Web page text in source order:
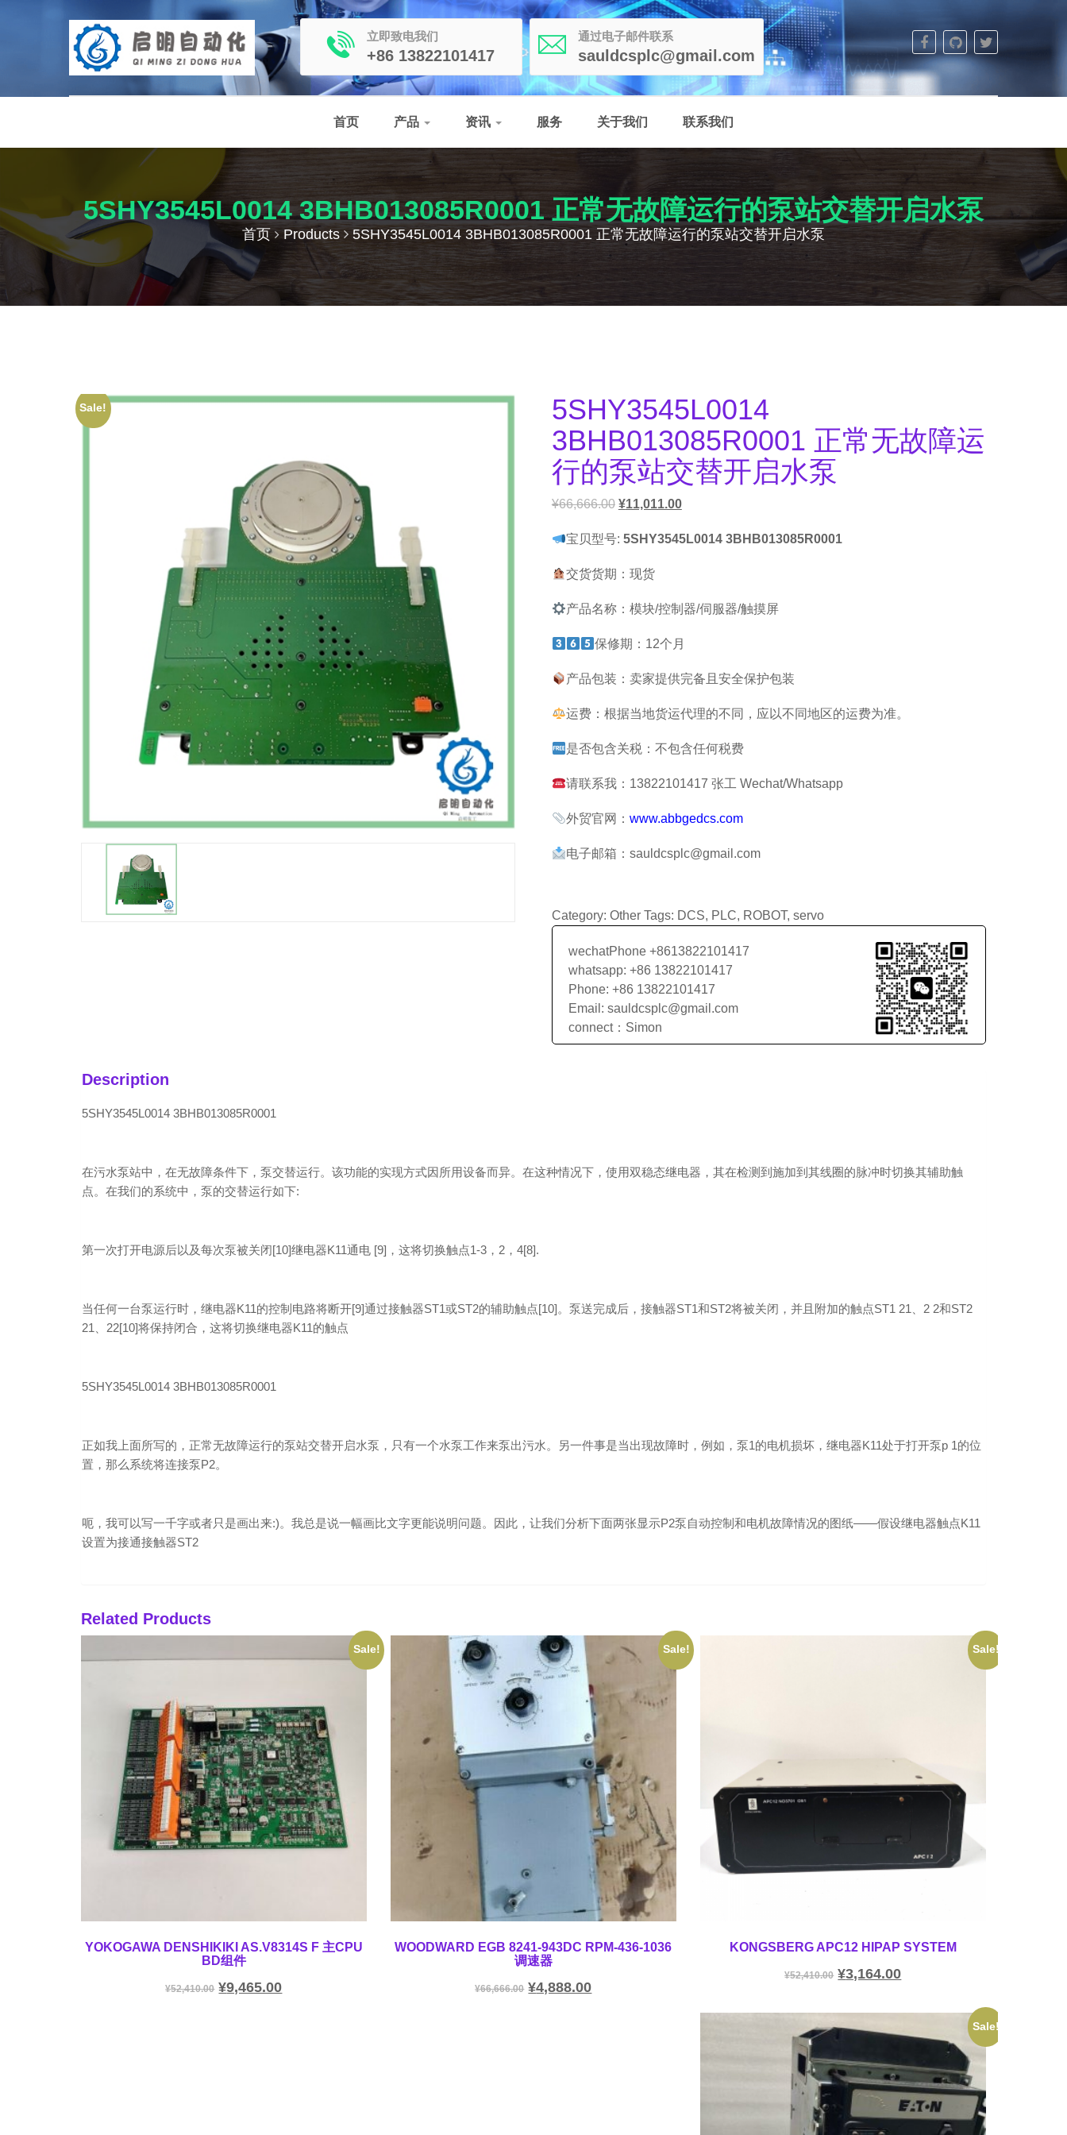
立即致电我们
+86 13822101417
通过电子邮件联系
sauldcsplc@gmail.com
首页 产品 资讯 服务 关于我们 联系我们
5SHY3545L0014 3BHB013085R0001 正常无故障运行的泵站交替开启水泵
首页 Products 5SHY3545L0014 3BHB013085R0001 正常无故障运行的泵站交替开启水泵
Sale!
5SHY3545L0014
3BHB013085R0001 正常无故障运
行的泵站交替开启水泵
¥66,666.00 ¥11,011.00
宝贝型号: 5SHY3545L0014 3BHB013085R0001
交货货期：现货
产品名称：模块/控制器/伺服器/触摸屏
保修期：12个月
产品包装：卖家提供完备且安全保护包装
运费：根据当地货运代理的不同，应以不同地区的运费为准。
是否包含关税：不包含任何税费
请联系我：13822101417 张工 Wechat/Whatsapp
外贸官网：www.abbgedcs.com
电子邮箱：sauldcsplc@gmail.com
Category: Other Tags: DCS, PLC, ROBOT, servo
wechatPhone +8613822101417
whatsapp: +86 13822101417
Phone: +86 13822101417
Email: sauldcsplc@gmail.com
connect：Simon
Description
5SHY3545L0014 3BHB013085R0001
在污水泵站中，在无故障条件下，泵交替运行。该功能的实现方式因所用设备而异。在这种情况下，使用双稳态继电器，其在检测到施加到其线圈的脉冲时切换其辅助触
点。在我们的系统中，泵的交替运行如下:
第一次打开电源后以及每次泵被关闭[10]继电器K11通电 [9]，这将切换触点1-3，2，4[8].
当任何一台泵运行时，继电器K11的控制电路将断开[9]通过接触器ST1或ST2的辅助触点[10]。泵送完成后，接触器ST1和ST2将被关闭，并且附加的触点ST1 21、2 2和ST2
21、22[10]将保持闭合，这将切换继电器K11的触点
5SHY3545L0014 3BHB013085R0001
正如我上面所写的，正常无故障运行的泵站交替开启水泵，只有一个水泵工作来泵出污水。另一件事是当出现故障时，例如，泵1的电机损坏，继电器K11处于打开泵p 1的位
置，那么系统将连接泵P2。
呃，我可以写一千字或者只是画出来:)。我总是说一幅画比文字更能说明问题。因此，让我们分析下面两张显示P2泵自动控制和电机故障情况的图纸——假设继电器触点K11
设置为接通接触器ST2
Related Products
Sale!
YOKOGAWA DENSHIKIKI AS.V8314S F 主CPU
BD组件
¥52,410.00 ¥9,465.00
Sale!
WOODWARD EGB 8241-943DC RPM-436-1036
调速器
¥66,666.00 ¥4,888.00
Sale!
KONGSBERG APC12 HIPAP SYSTEM
¥52,410.00 ¥3,164.00
Sale!